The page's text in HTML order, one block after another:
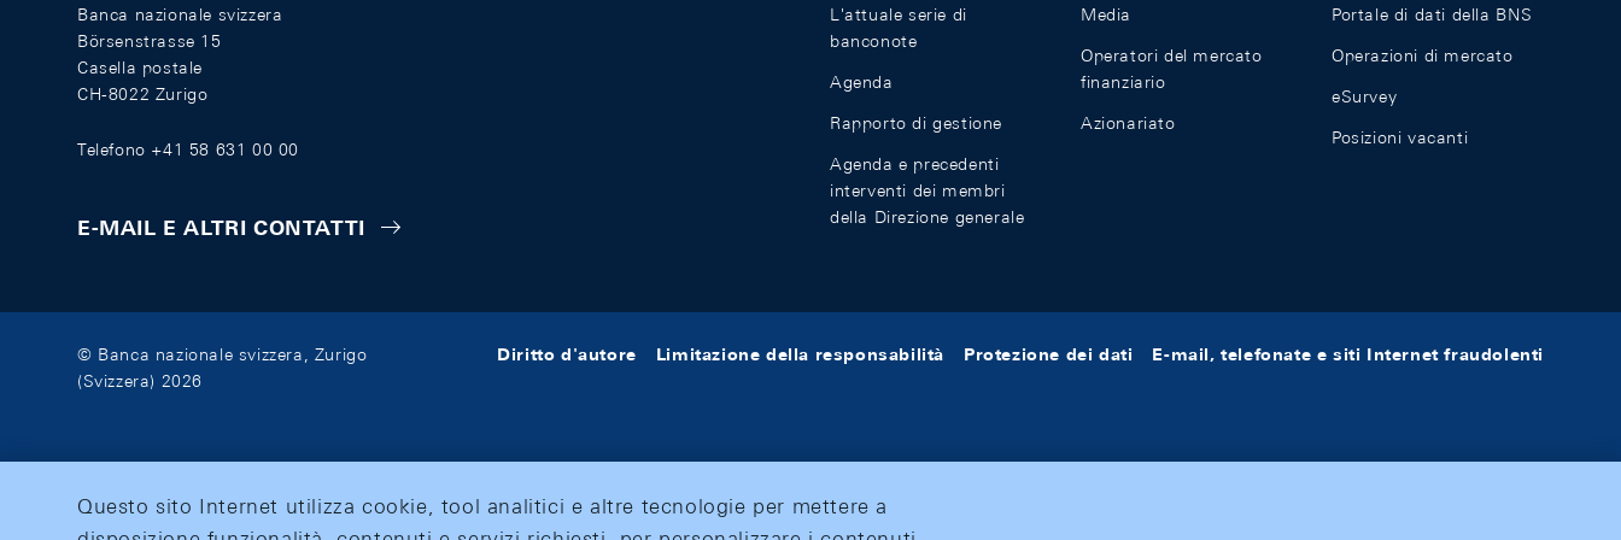
Banca nazionale svizzera
Börsenstrasse 15
Casella postale
CH-8022 Zurigo
Telefono +41 58 631 00 00
E-MAIL E ALTRI CONTATTI
L'attuale serie di
banconote
Agenda
Rapporto di gestione
Agenda e precedenti
interventi dei membri
della Direzione generale
Media
Operatori del mercato
finanziario
Azionariato
Portale di dati della BNS
Operazioni di mercato
eSurvey
Posizioni vacanti
© Banca nazionale svizzera, Zurigo
(Svizzera) 2026
Diritto d'autore Limitazione della responsabilità Protezione dei dati E-mail, telefonate e siti Internet fraudolenti
Questo sito Internet utilizza cookie, tool analitici e altre tecnologie per mettere a